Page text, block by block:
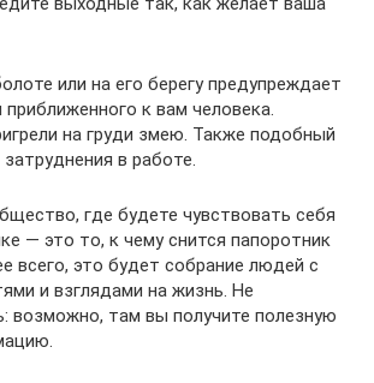
или на его берегу предупреждает
приближенного к вам человека.
на груди змею. Также подобный
в работе.
где будете чувствовать себя
— это то, к чему снится папоротник
всего, это будет собрание людей с
и взглядами на жизнь. Не
возможно, там вы получите полезную